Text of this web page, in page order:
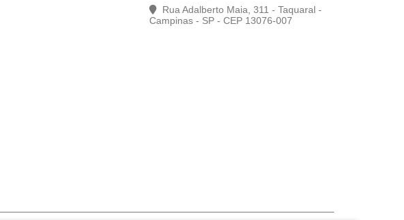
Rua Adalberto Maia, 311 - Taquaral -
Campinas - SP - CEP 13076-007